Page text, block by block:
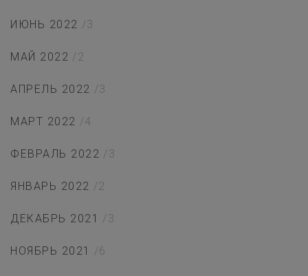
ИЮНЬ 2022 /3
МАЙ 2022 /2
АПРЕЛЬ 2022 /3
МАРТ 2022 /4
ФЕВРАЛЬ 2022 /3
ЯНВАРЬ 2022 /2
ДЕКАБРЬ 2021 /3
НОЯБРЬ 2021 /6